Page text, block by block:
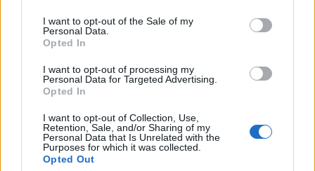
consent section.
I want to opt-out of the Sale of my
Personal Data.
Opted In
I want to opt-out of processing my
Personal Data for Targeted Advertising.
Opted In
I want to opt-out of Collection, Use,
Retention, Sale, and/or Sharing of my
Personal Data that Is Unrelated with the
Purposes for which it was collected.
Opted Out
zeneigazgatójává 2012 szeptemberében nevezték ki.
Eddigi pályafutása során olyan együttesekkel
Filharmonikus Zenekar, a chicagói, a bécsi és a
londoni filharmonikusok, az amszterdami
Concertgebow, valamint olyan nagy operaházakkal,
mint a bécsi Staatsoper vagy a New York-i
Metropolitan. Német nyelvterületen gyakran
emlegetik "csodakarnagyként"
(Dirigentenwunderwaffe).